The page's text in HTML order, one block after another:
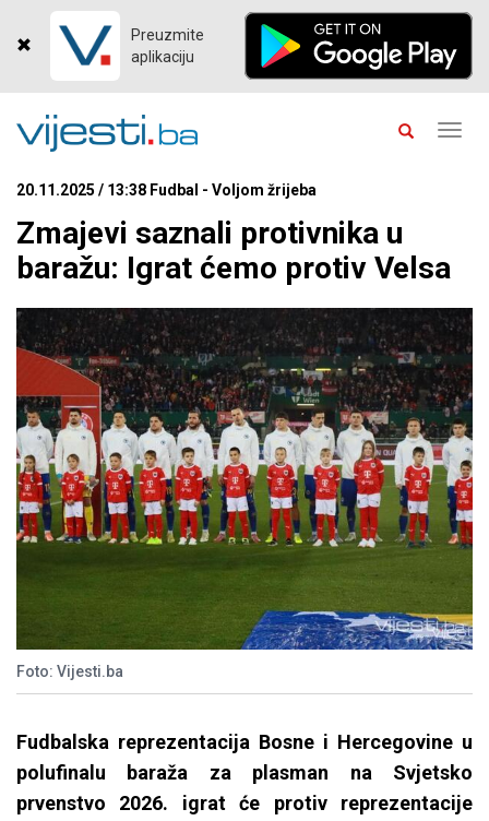
Preuzmite
aplikaciju
20.11.2025 / 13:38 Fudbal - Voljom žrijeba
Zmajevi saznali protivnika u
baražu: Igrat ćemo protiv Velsa
Foto: Vijesti.ba
Fudbalska reprezentacija Bosne i Hercegovine u
polufinalu baraža za plasman na Svjetsko
prvenstvo 2026. igrat će protiv reprezentacije